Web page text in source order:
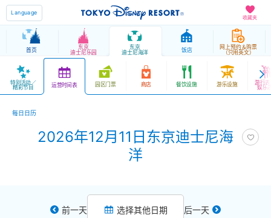
收藏夹
Language
首页 东京
迪士尼乐园
东京
迪士尼海洋 饭店 网上预约＆购票
（只用英文）
特别活动／
精彩节目 运营时间表 园区门票 商店 餐饮设施 游乐设施 游行
娱乐
每日日历
2026年12月11日东京迪士尼海
洋
前一天 选择其他日期 后一天